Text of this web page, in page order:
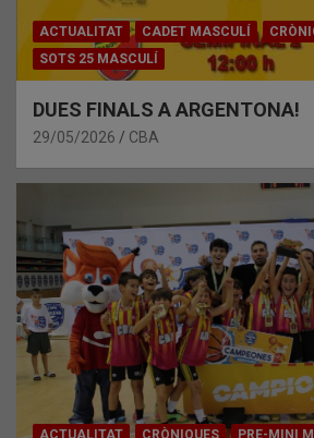
ACTUALITAT CADET MASCULÍ
SOTS 25 MASCULÍ
DUES FINALS A ARGENTONA!
29/05/2026 CBA